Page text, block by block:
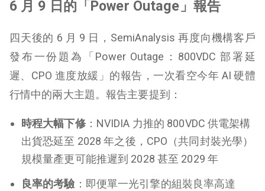
6 月 9 日的「Power Outage」報告
四天後的 6 月 9 日，SemiAnalysis 再度向機構客戶
發布一份題為「Power Outage：800VDC 部署延
遲、CPO 進度放緩」的報告，一次看空今年 AI 硬體
行情中的兩大主題。報告主要提到：
時程大幅下修：NVIDIA 力推的 800VDC 供電架構
出貨恐延至 2028 年之後，CPO（共同封裝光學）
規模量產更可能推遲到 2028 甚至 2029 年
良率的考驗 ：即便單一光引擎的組裝良率高達